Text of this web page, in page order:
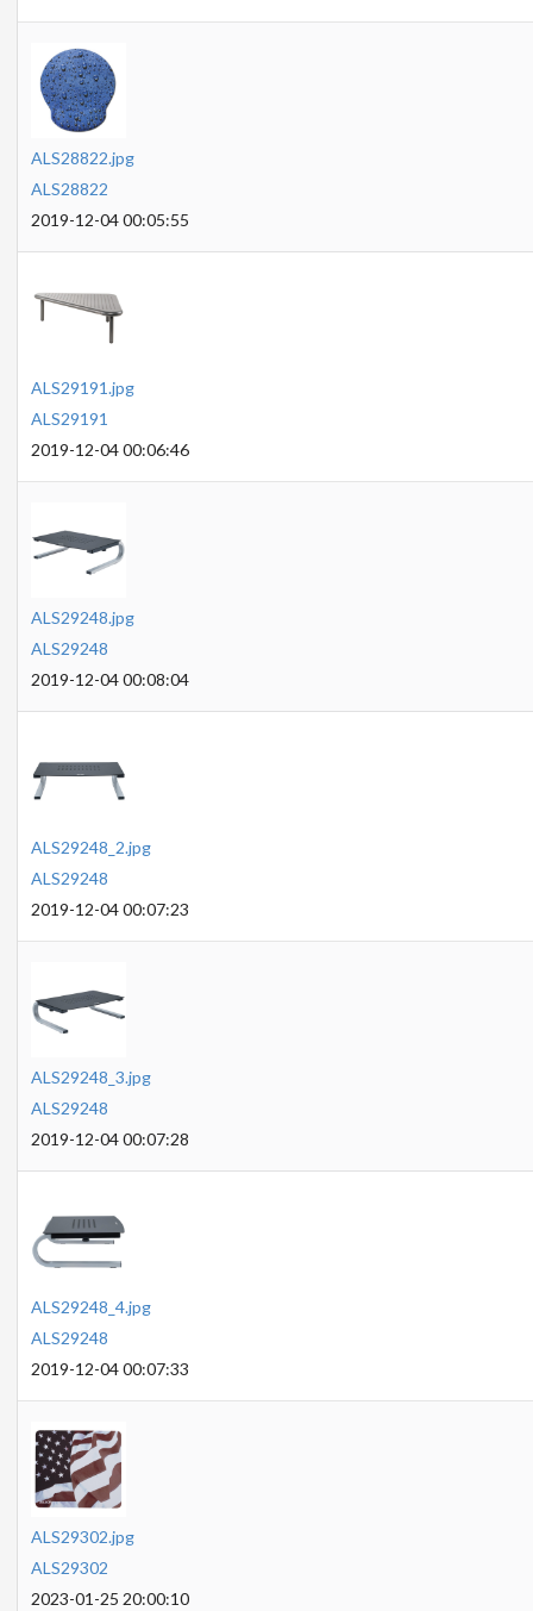
ALS28822.jpg
ALS28822
2019-12-04 00:05:55
ALS29191.jpg
ALS29191
2019-12-04 00:06:46
ALS29248.jpg
ALS29248
2019-12-04 00:08:04
ALS29248_2.jpg
ALS29248
2019-12-04 00:07:23
ALS29248_3.jpg
ALS29248
2019-12-04 00:07:28
ALS29248_4.jpg
ALS29248
2019-12-04 00:07:33
ALS29302.jpg
ALS29302
2023-01-25 20:00:10